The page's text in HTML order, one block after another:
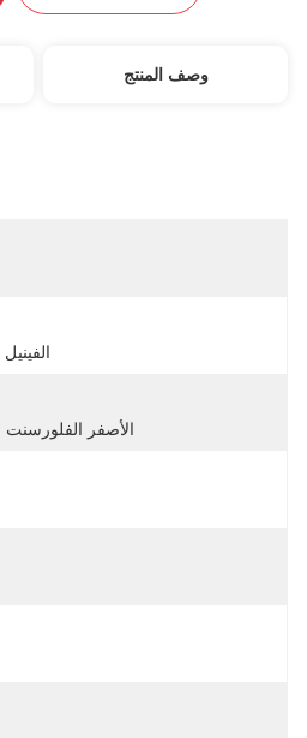
وصف المنتج
الأصفر الفلورسنت